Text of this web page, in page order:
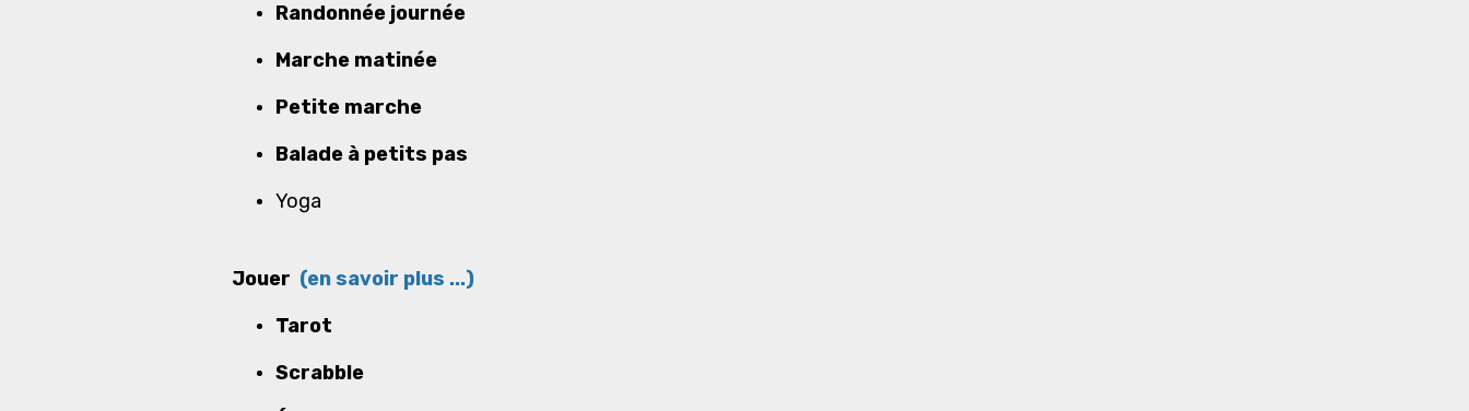
Randonnée journée
Marche matinée
Petite marche
Balade à petits pas
Yoga
Jouer (en savoir plus ...)
Tarot
Scrabble